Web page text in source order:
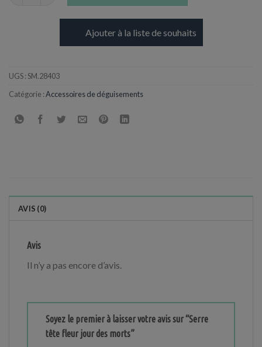
Ajouter à la liste de souhaits
UGS :SM.28403
Catégorie :Accessoires de déguisements
AVIS (0)
Avis
Il n’y a pas encore d’avis.
Soyez le premier à laisser votre avis sur “Serre
tête fleur jour des morts”